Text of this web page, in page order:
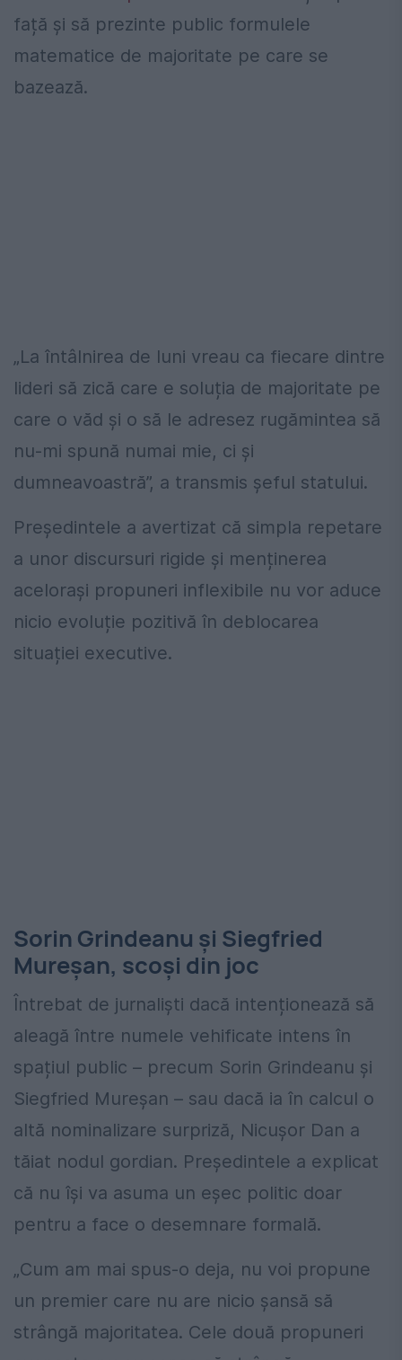
față și să prezinte public formulele
matematice de majoritate pe care se
bazează.
„La întâlnirea de luni vreau ca fiecare dintre
lideri să zică care e soluția de majoritate pe
care o văd și o să le adresez rugămintea să
nu-mi spună numai mie, ci și
dumneavoastră”, a transmis șeful statului.
Președintele a avertizat că simpla repetare
a unor discursuri rigide și menținerea
acelorași propuneri inflexibile nu vor aduce
nicio evoluție pozitivă în deblocarea
situației executive.
Sorin Grindeanu și Siegfried
Mureșan, scoși din joc
Întrebat de jurnaliști dacă intenționează să
aleagă între numele vehificate intens în
spațiul public – precum Sorin Grindeanu și
Siegfried Mureșan – sau dacă ia în calcul o
altă nominalizare surpriză, Nicușor Dan a
tăiat nodul gordian. Președintele a explicat
că nu își va asuma un eșec politic doar
pentru a face o desemnare formală.
„Cum am mai spus-o deja, nu voi propune
un premier care nu are nicio șansă să
strângă majoritatea. Cele două propuneri